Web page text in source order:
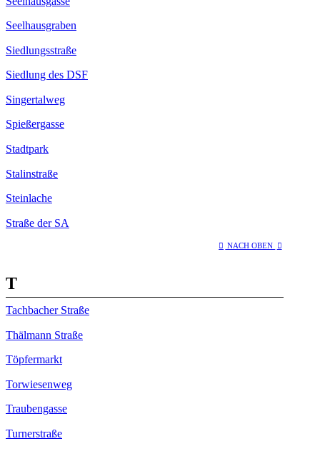
Seelhausgraben
Siedlungsstraße
Siedlung des DSF
Singertalweg
Spießergasse
Stadtpark
Stalinstraße
Steinlache
Straße der SA
NACH OBEN
T
Tachbacher Straße
Thälmann Straße
Töpfermarkt
Torwiesenweg
Traubengasse
Turnerstraße